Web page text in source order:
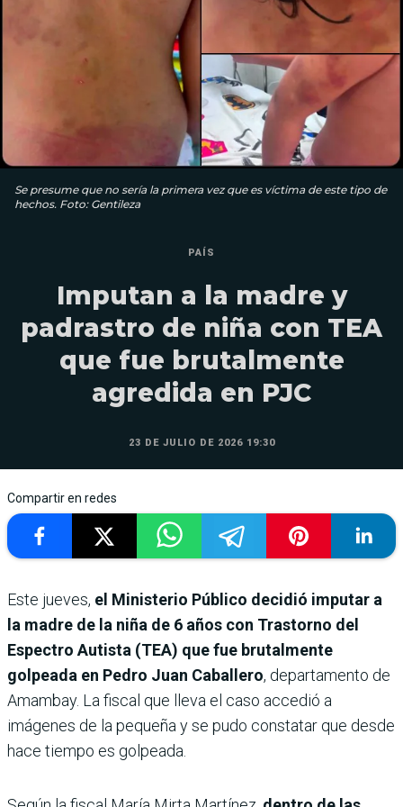
Se presume que no sería la primera vez que es víctima de este tipo de
hechos. Foto: Gentileza
PAÍS
Imputan a la madre y
padrastro de niña con TEA
que fue brutalmente
agredida en PJC
23 DE JULIO DE 2026 19:30
Compartir en redes
Este jueves, el Ministerio Público decidió imputar a
la madre de la niña de 6 años con Trastorno del
Espectro Autista (TEA) que fue brutalmente
golpeada en Pedro Juan Caballero, departamento de
Amambay. La fiscal que lleva el caso accedió a
imágenes de la pequeña y se pudo constatar que desde
hace tiempo es golpeada.